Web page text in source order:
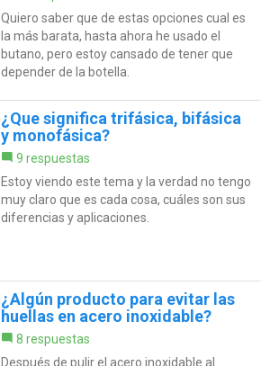
Quiero saber que de estas opciones cual es
la más barata, hasta ahora he usado el
butano, pero estoy cansado de tener que
depender de la botella.
¿Que significa trifásica, bifásica
y monofásica?
9 respuestas
Estoy viendo este tema y la verdad no tengo
muy claro que es cada cosa, cuáles son sus
diferencias y aplicaciones.
¿Algún producto para evitar las
huellas en acero inoxidable?
8 respuestas
Después de pulir el acero inoxidable al